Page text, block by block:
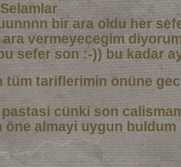
bir ara oldu her
ara vermeyecegim
sefer son :-)) bu kadar
tüm tariflerimin önüne
pastasi cünki son
öne almayi uygun buldum